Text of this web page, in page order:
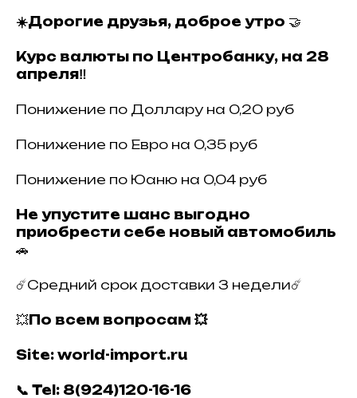
☀️Дорогие друзья, доброе утро 🤝
Курс валюты по Центробанку, на 28
апреля‼️
Понижение по Доллару на 0,20 руб
Понижение по Евро на 0,35 руб
Понижение по Юаню на 0,04 руб
Не упустите шанс выгодно
приобрести себе новый автомобиль
🚗
☄️Средний срок доставки 3 недели☄️
💥 По всем вопросам 💥
Site: world-import.ru
📞 Tel: 8(924)120-16-16